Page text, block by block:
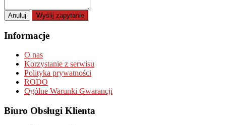
Anuluj Wyślij zapytanie
Informacje
O nas
Korzystanie z serwisu
Polityka prywatności
RODO
Ogólne Warunki Gwarancji
Biuro Obsługi Klienta